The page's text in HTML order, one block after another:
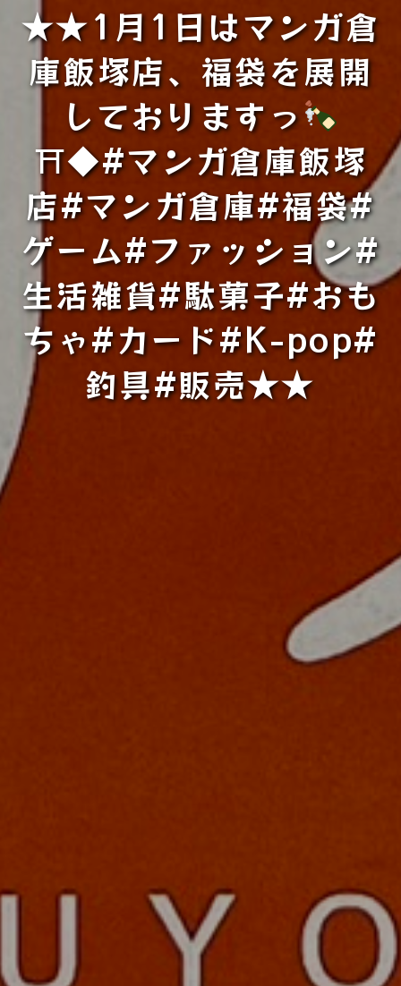
★★1月1日はマンガ倉
庫飯塚店、福袋を展開
しておりますっ
⛩◆#マンガ倉庫飯塚
店#マンガ倉庫#福袋#
ゲーム#ファッション#
生活雑貨#駄菓子#おも
ちゃ#カード#K-pop#
釣具#販売★★